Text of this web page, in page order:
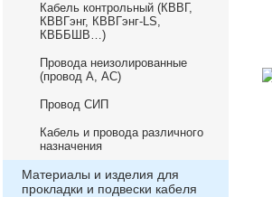
Кабель контрольный (КВВГ,
КВВГэнг, КВВГэнг-LS,
КВББШВ…)
Провода неизолированные
(провод А, АС)
Провод СИП
Кабель и провода различного
назначения
Материалы и изделия для
прокладки и подвески кабеля